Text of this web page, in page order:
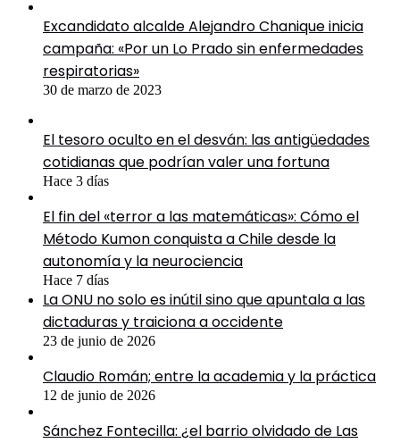
Excandidato alcalde Alejandro Chanique inicia
campaña: «Por un Lo Prado sin enfermedades
respiratorias»
30 de marzo de 2023
El tesoro oculto en el desván: las antigüedades
cotidianas que podrían valer una fortuna
Hace 3 días
El fin del «terror a las matemáticas»: Cómo el
Método Kumon conquista a Chile desde la
autonomía y la neurociencia
Hace 7 días
La ONU no solo es inútil sino que apuntala a las
dictaduras y traiciona a occidente
23 de junio de 2026
Claudio Román; entre la academia y la práctica
12 de junio de 2026
Sánchez Fontecilla: ¿el barrio olvidado de Las